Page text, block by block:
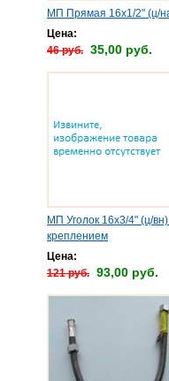
МП Прямая 16х1/2" (ц/
Цена:
46 руб. 35,00 руб.
МП Уголок 16х3/4" (ц/
креплением
Цена:
121 руб. 93,00 руб.